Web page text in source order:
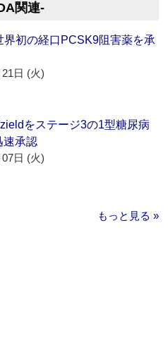
関連‐
界初の経口PCSK9阻害薬を承
日 (火)
をステージ3の1型糖尿病
速承認
日 (火)
もっと見る »